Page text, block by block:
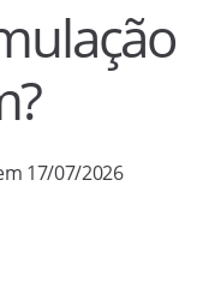
17/07/2026